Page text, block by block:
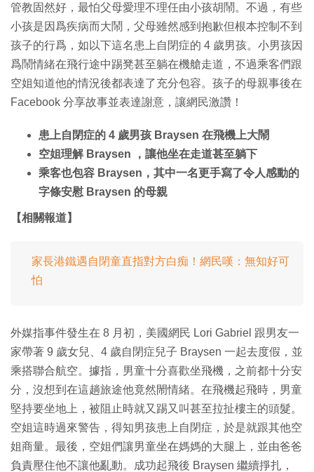
管教固然好，最怕父母愛理不理任由小孩胡鬧。不過，有些
小孩是因爲疾病而大鬧，父母雖然感到抱歉但根本控制不到
孩子的行爲，如以下這名患上自閉症的 4 歲男孩。小男孩因
爲鬧情緒在飛行途中踢凳甚至躺在機艙走道，不過乘客們跟
空姐知道他的情況後都表達了充分包容。孩子的母親事後在
Facebook 分享故事並表達謝意，讓網民激讚！
患上自閉症的 4 歲男孩 Braysen 在飛機上大鬧
空姐理解 Braysen ，讓他坐在走道甚至躺下
乘客也包容 Braysen，其中一名更手寫了令人感動的
字條安慰 Braysen 的母親
【相關報道】
家長港鐵遇自閉童直指對方白痴！網民嘆：無知好可
怕
外媒指事件發生在 8 月初，美國網民 Lori Gabriel 跟男友一
家帶著 9 歲女兒、4 歲自閉症兒子 Braysen 一起去度假，並
乘搭聯合航空。據指，男童十分喜歡坐飛機，之前都十分安
分，沒想到在這趟旅途他竟然閙情緒。在飛機起飛時，男童
堅持要坐地上，被阻止時就又踢又叫甚至拉扯樓主的頭髮。
空姐這時過來警告，得知男孩患上自閉症，於是就跟其他空
姐商量。最後，空姐們讓男童坐在媽媽的大腿上，並由爸爸
負責壓住他不讓他亂動。成功起飛後 Braysen 繼續掙扎，